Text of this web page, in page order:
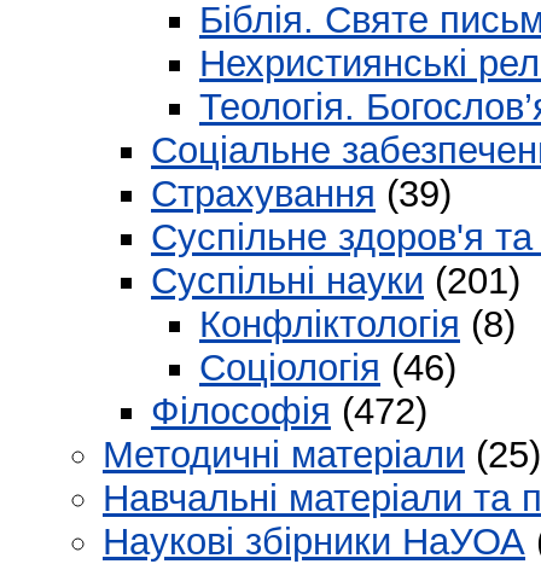
Біблія. Святе
Нехристиянські
Теологія.
Соціальне
Страхування (39)
Суспільне здоров'я та
Суспільні науки (201)
Конфліктологія (8)
Соціологія (46)
Філософія (472)
Методичні матеріали (25)
Навчальні матеріали та
Наукові збірники НаУОА